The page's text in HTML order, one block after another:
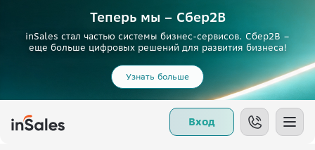
Теперь мы – Сбер2B
inSales стал частью системы бизнес-сервисов. Сбер2В –
еще больше цифровых решений для развития бизнеса!
Узнать больше
Вход